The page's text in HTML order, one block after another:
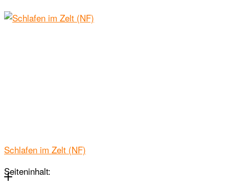
Schlafen im Zelt (NF)
Seiteninhalt: